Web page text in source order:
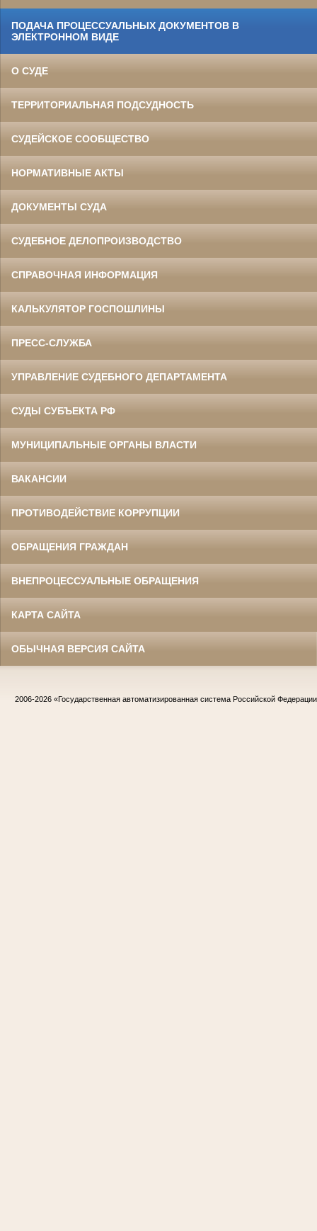
ПОДАЧА ПРОЦЕССУАЛЬНЫХ ДОКУМЕНТОВ В
ЭЛЕКТРОННОМ ВИДЕ
О СУДЕ
ТЕРРИТОРИАЛЬНАЯ ПОДСУДНОСТЬ
СУДЕЙСКОЕ СООБЩЕСТВО
НОРМАТИВНЫЕ АКТЫ
ДОКУМЕНТЫ СУДА
СУДЕБНОЕ ДЕЛОПРОИЗВОДСТВО
СПРАВОЧНАЯ ИНФОРМАЦИЯ
КАЛЬКУЛЯТОР ГОСПОШЛИНЫ
ПРЕСС-СЛУЖБА
УПРАВЛЕНИЕ СУДЕБНОГО ДЕПАРТАМЕНТА
СУДЫ СУБЪЕКТА РФ
МУНИЦИПАЛЬНЫЕ ОРГАНЫ ВЛАСТИ
ВАКАНСИИ
ПРОТИВОДЕЙСТВИЕ КОРРУПЦИИ
ОБРАЩЕНИЯ ГРАЖДАН
ВНЕПРОЦЕССУАЛЬНЫЕ ОБРАЩЕНИЯ
КАРТА САЙТА
ОБЫЧНАЯ ВЕРСИЯ САЙТА
2006-2026 «Государственная автоматизированная система Российской